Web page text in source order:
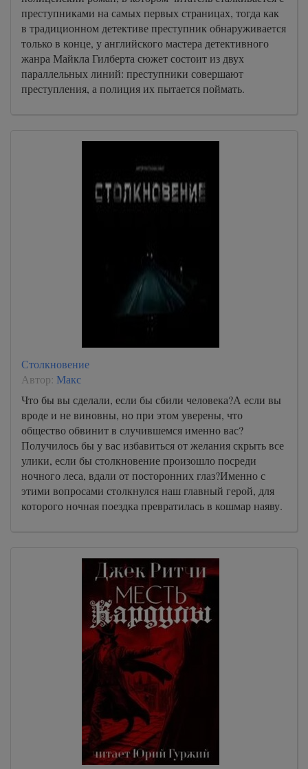
преступниками на самых первых страницах, тогда как
в традиционном детективе преступник обнаруживается
только в конце, у английского мастера детективного
жанра Майкла Гилберта сюжет состоит из двух
параллельных линий: преступники совершают
преступления, а полиция их пытается поймать.
Столкновение
Автор: Макс
Что бы вы сделали, если бы сбили человека?А если вы
вроде и не виновны, но при этом уверены, что
общество обвинит в случившемся именно вас?
Получилось бы у вас избавиться от желания скрыть все
улики, если бы столкновение произошло посреди
ночного леса, вдали от посторонних глаз?Именно с
этими вопросами столкнулся наш главный герой, для
которого ночная поездка превратилась в кошмар наяву.